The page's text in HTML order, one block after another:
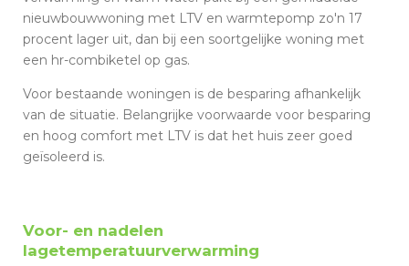
nieuwbouwwoning met LTV en warmtepomp zo'n 17
procent lager uit, dan bij een soortgelijke woning met
een hr-combiketel op gas.
Voor bestaande woningen is de besparing afhankelijk
van de situatie. Belangrijke voorwaarde voor besparing
en hoog comfort met LTV is dat het huis zeer goed
geïsoleerd is.
Voor- en nadelen
lagetemperatuurverwarming